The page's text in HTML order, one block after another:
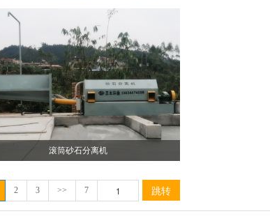
滚筒砂石分离机
2 3 >> 7 跳转